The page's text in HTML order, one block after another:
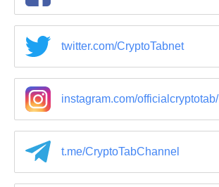
twitter.com/CryptoTabnet
instagram.com/officialcryptotab/
t.me/CryptoTabChannel